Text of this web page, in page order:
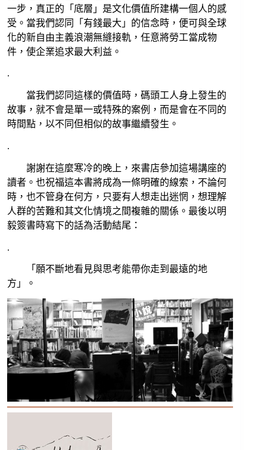
一步，真正的「底層」是文化價值所建構一個人的感
受。當我們認同「有錢最大」的信念時，便可與全球
化的新自由主義浪潮無縫接軌，任意將勞工當成物
件，使企業追求最大利益。
.
當我們認同這樣的價值時，碼頭工人身上發生的
故事，就不會是單一或特殊的案例，而是會在不同的
時間點，以不同但相似的故事繼續發生。
.
謝謝在這麼寒冷的晚上，來書店參加這場講座的
讀者。也祝福這本書將成為一條明確的線索，不論何
時，也不管身在何方，只要有人想走出迷惘，想理解
人群的苦難和其文化情境之間複雜的關係。最後以明
毅簽書時寫下的話為活動結尾：
.
「願不斷地看見與思考能帶你走到最遠的地
方」。